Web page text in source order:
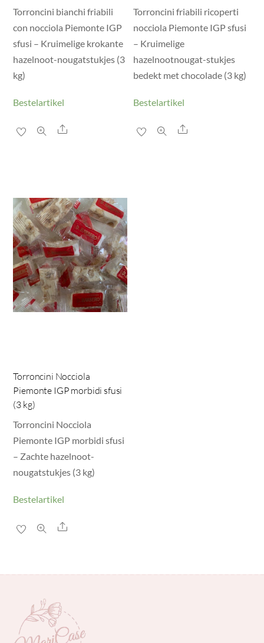
Torroncini bianchi friabili
con nocciola Piemonte IGP
sfusi – Kruimelige krokante
hazelnoot-nougatstukjes (3
kg)
Bestelartikel
Share
Torroncini friabili ricoperti
nocciola Piemonte IGP sfusi
– Kruimelige
hazelnootnougat-stukjes
bedekt met chocolade (3 kg)
Bestelartikel
Share
Torroncini Nocciola
Piemonte IGP morbidi sfusi
(3 kg)
Torroncini Nocciola
Piemonte IGP morbidi sfusi
– Zachte hazelnoot-
nougatstukjes (3 kg)
Bestelartikel
Share